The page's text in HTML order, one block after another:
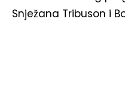
Snježana Tribuson i